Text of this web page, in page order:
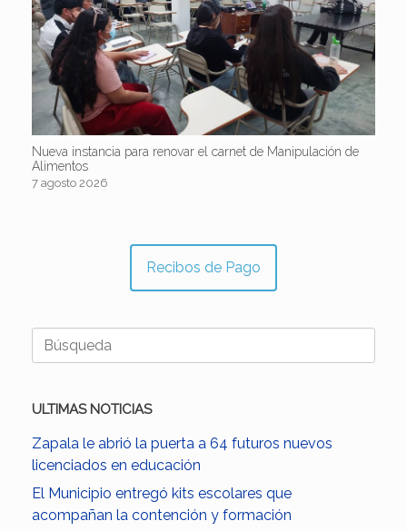
Nueva instancia para renovar el carnet de Manipulación de
Alimentos
7 agosto 2026
Recibos de Pago
Buscar:
ULTIMAS NOTICIAS
Zapala le abrió la puerta a 64 futuros nuevos
licenciados en educación
El Municipio entregó kits escolares que
acompañan la contención y formación